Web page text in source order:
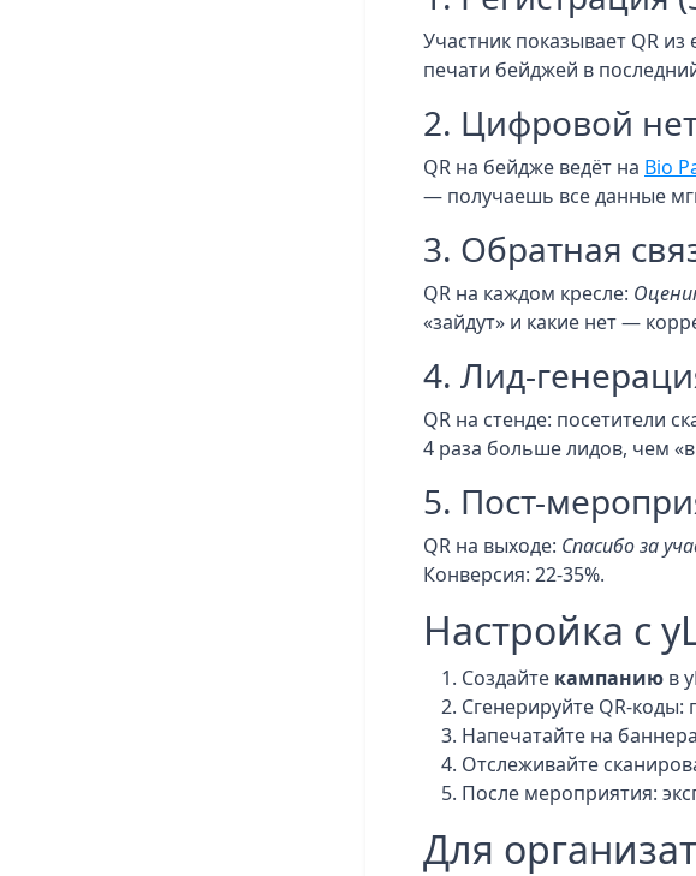
Участник показывает QR
печати бейджей в
2. Цифровой
QR на бейдже ведёт на Bio
— получаешь все данные
3. Обратная
QR на каждом кресле:
«зайдут» и какие нет —
4. Лид-
QR на стенде: посетители
4 раза больше лидов, чем
5. Пост-
QR на выходе: Спасибо за
Конверсия: 22-35%.
Настройка с
Создайте кампанию в
Сгенерируйте QR-коды:
Напечатайте на
Отслеживайте
После мероприятия:
Для